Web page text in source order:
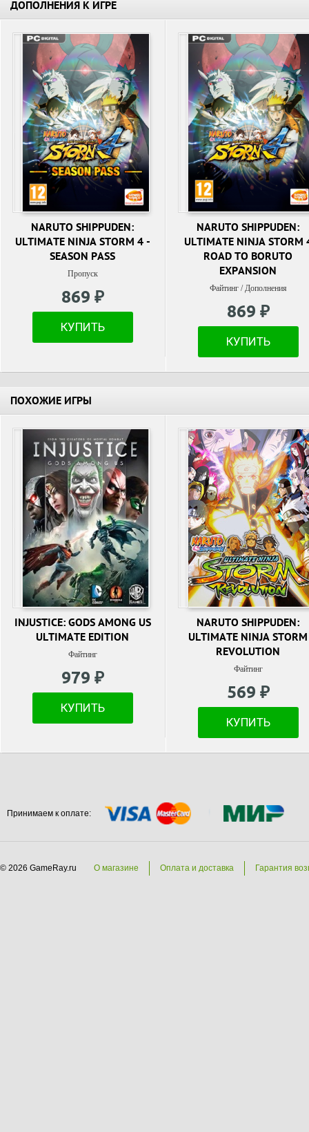
ДОПОЛНЕНИЯ К ИГРЕ
NARUTO SHIPPUDEN:
ULTIMATE NINJA STORM 4 -
SEASON PASS
Пропуск
869 ₽
КУПИТЬ
NARUTO SHIPPUDEN:
ULTIMATE NINJA STORM
ROAD TO BORUTO
EXPANSION
Файтинг / Дополнения
869 ₽
КУПИТЬ
ПОХОЖИЕ ИГРЫ
INJUSTICE: GODS AMONG US
ULTIMATE EDITION
Файтинг
979 ₽
КУПИТЬ
NARUTO SHIPPUDEN:
ULTIMATE NINJA STORM
REVOLUTION
Файтинг
569 ₽
КУПИТЬ
Принимаем к оплате:
© 2026 GameRay.ru О магазине Оплата и доставка Гарантия